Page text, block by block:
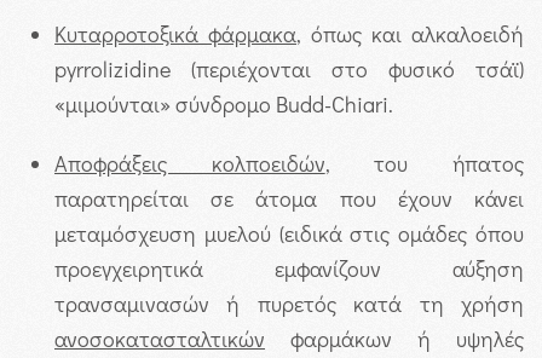
Κυταρροτοξικά φάρμακα, όπως και αλκαλοειδή
pyrrolizidine (περιέχονται στο φυσικό τσάϊ)
«μιμούνται» σύνδρομο Budd-Chiari.
Αποφράξεις κολποειδών, του ήπατος
παρατηρείται σε άτομα που έχουν κάνει
μεταμόσχευση μυελού (ειδικά στις ομάδες όπου
προεγχειρητικά εμφανίζουν αύξηση
τρανσαμινασών ή πυρετός κατά τη χρήση
ανοσοκατασταλτικών φαρμάκων ή υψηλές